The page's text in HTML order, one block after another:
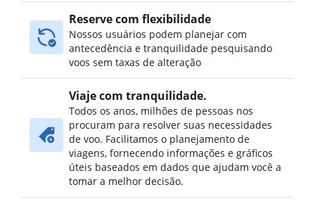
Reserve com flexibilidade
Nossos usuários podem planejar com
antecedência e tranquilidade pesquisando
voos sem taxas de alteração
Viaje com tranquilidade.
Todos os anos, milhões de pessoas nos
procuram para resolver suas necessidades
de voo. Facilitamos o planejamento de
viagens, fornecendo informações e gráficos
úteis baseados em dados que ajudam você a
tomar a melhor decisão.